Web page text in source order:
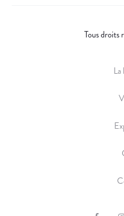
Tous